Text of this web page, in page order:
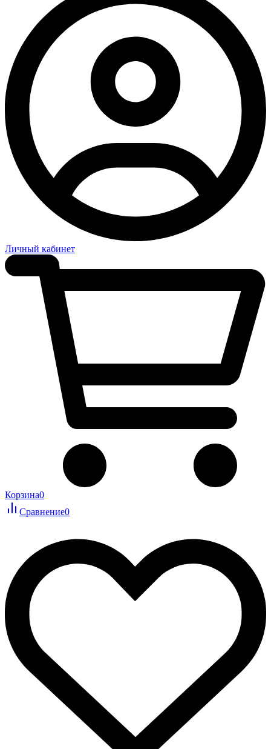
Личный кабинет
Корзина0
Сравнение0